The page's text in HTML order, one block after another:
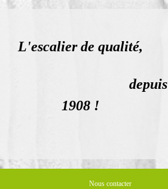
L'escalier de qualité,
depuis
1908 !
Nous contacter